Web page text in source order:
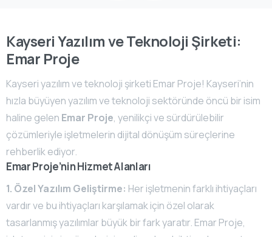
Kayseri Yazılım ve Teknoloji Şirketi:
Emar Proje
Kayseri yazılım ve teknoloji şirketi Emar Proje! Kayseri’nin
hızla büyüyen yazılım ve teknoloji sektöründe öncü bir isim
haline gelen Emar Proje, yenilikçi ve sürdürülebilir
çözümleriyle işletmelerin dijital dönüşüm süreçlerine
rehberlik ediyor.
Emar Proje’nin Hizmet Alanları
1. Özel Yazılım Geliştirme: Her işletmenin farklı ihtiyaçları
vardır ve bu ihtiyaçları karşılamak için özel olarak
tasarlanmış yazılımlar büyük bir fark yaratır. Emar Proje,